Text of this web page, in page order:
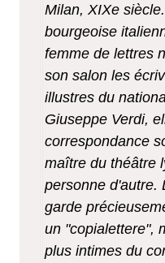
Milan, XIXe
bourgeoise
femme de lettres
son salon les
illustres du
Giuseppe Verdi,
correspondance
maître du théâtre
personne d'autre.
garde
un "copialettere",
plus intimes du